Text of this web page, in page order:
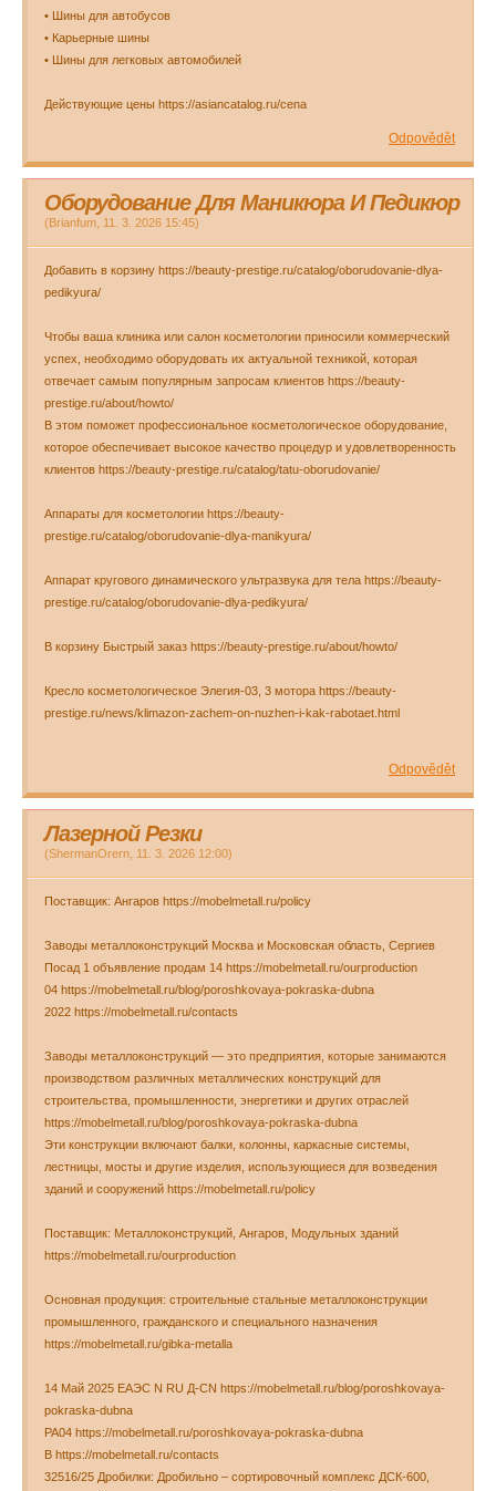
• Шины для автобусов
• Карьерные шины
• Шины для легковых автомобилей
Действующие цены https://asiancatalog.ru/cena
Odpovědět
Оборудование Для Маникюра И Педикюр
(Brianfum 11. 3. 2026 15:45)
Добавить в корзину https://beauty-prestige.ru/catalog/oborudovanie-dlya-
pedikyura/
Чтобы ваша клиника или салон косметологии приносили коммерческий
успех, необходимо оборудовать их актуальной техникой, которая
отвечает самым популярным запросам клиентов https://beauty-
prestige.ru/about/howto/
В этом поможет профессиональное косметологическое оборудование,
которое обеспечивает высокое качество процедур и удовлетворенность
клиентов https://beauty-prestige.ru/catalog/tatu-oborudovanie/
Аппараты для косметологии https://beauty-
prestige.ru/catalog/oborudovanie-dlya-manikyura/
Аппарат кругового динамического ультразвука для тела https://beauty-
prestige.ru/catalog/oborudovanie-dlya-pedikyura/
В корзину Быстрый заказ https://beauty-prestige.ru/about/howto/
Кресло косметологическое Элегия-03, 3 мотора https://beauty-
prestige.ru/news/klimazon-zachem-on-nuzhen-i-kak-rabotaet.html
Odpovědět
Лазерной Резки
(ShermanOrern 11. 3. 2026 12:00)
Поставщик: Ангаров https://mobelmetall.ru/policy
Заводы металлоконструкций Москва и Московская область, Сергиев
Посад 1 объявление продам 14 https://mobelmetall.ru/ourproduction
04 https://mobelmetall.ru/blog/poroshkovaya-pokraska-dubna
2022 https://mobelmetall.ru/contacts
Заводы металлоконструкций — это предприятия, которые занимаются
производством различных металлических конструкций для
строительства, промышленности, энергетики и других отраслей
https://mobelmetall.ru/blog/poroshkovaya-pokraska-dubna
Эти конструкции включают балки, колонны, каркасные системы,
лестницы, мосты и другие изделия, использующиеся для возведения
зданий и сооружений https://mobelmetall.ru/policy
Поставщик: Металлоконструкций, Ангаров, Модульных зданий
https://mobelmetall.ru/ourproduction
Основная продукция: строительные стальные металлоконструкции
промышленного, гражданского и специального назначения
https://mobelmetall.ru/gibka-metalla
14 Май 2025 ЕАЭС N RU Д-CN https://mobelmetall.ru/blog/poroshkovaya-
pokraska-dubna
РА04 https://mobelmetall.ru/poroshkovaya-pokraska-dubna
В https://mobelmetall.ru/contacts
32516/25 Дробилки: Дробильно – сортировочный комплекс ДСК-600,